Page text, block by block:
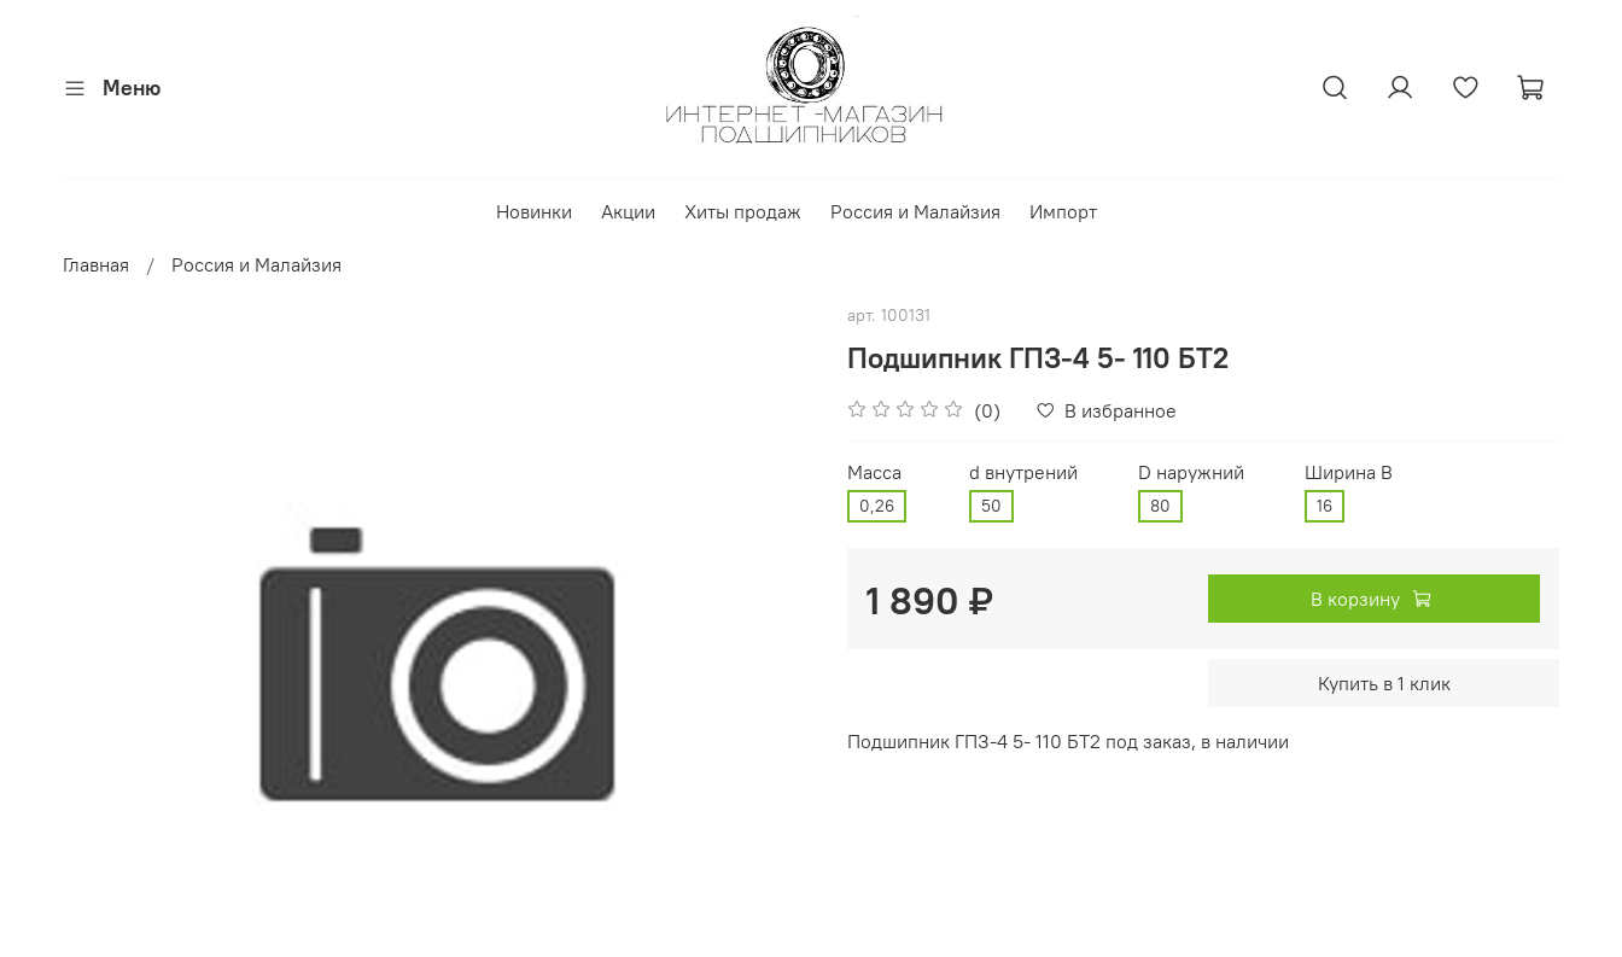
Меню
Новинки Акции Хиты продаж Россия и Малайзия Импорт
Главная Россия и Малайзия
арт. 100131
Подшипник ГПЗ-4 5- 110 БТ2
(0) В избранное
Масса
0,26
d внутрений
50
D наружний
80
Ширина В
16
1 890 ₽ В корзину
Купить в 1 клик
Подшипник ГПЗ-4 5- 110 БТ2 под заказ, в наличии